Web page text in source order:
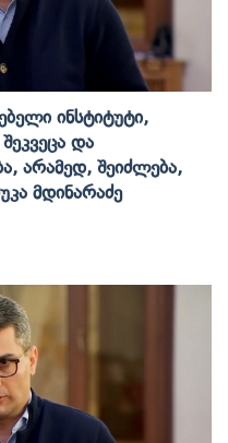
Ინსტიტუტი,
Და
Არამედ, Შეიძლება,
Მდინარაძე